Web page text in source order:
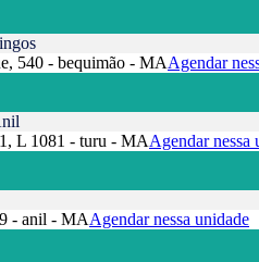
540 - bequimão - MAAgendar
L 1081 - turu - MAAgendar nessa
- anil - MAAgendar nessa unidade